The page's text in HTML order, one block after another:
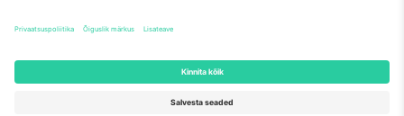
sündmusest ja/või domeenist. Detailide jaoks vaata konkreetse
sündmuse lehte, impressumit ja tingimusi.,
2026 Ticombo. Kõik õigused kaitstud.